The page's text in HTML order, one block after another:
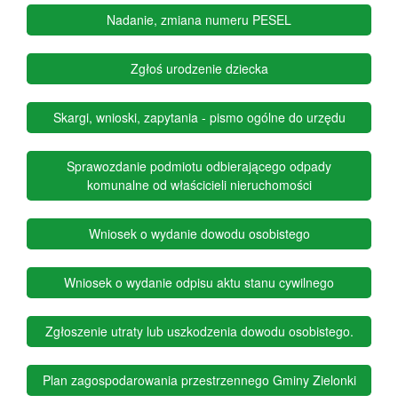
Nadanie, zmiana numeru PESEL
Zgłoś urodzenie dziecka- otwórz w nowym
Skargi, wnioski, zapytania - pismo ogólne do urzędu
Sprawozdanie podmiotu odbierającego odpady
komunalne od właścicieli nieruchomości- otwórz w
Wniosek o wydanie dowodu osobistego
Wniosek o wydanie odpisu aktu stanu cywilnego
Zgłoszenie utraty lub uszkodzenia dowodu osobistego.
Plan zagospodarowania przestrzennego Gminy Zielonki-